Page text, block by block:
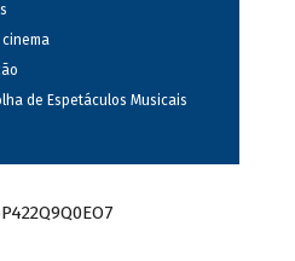
de Espetáculos Musicais